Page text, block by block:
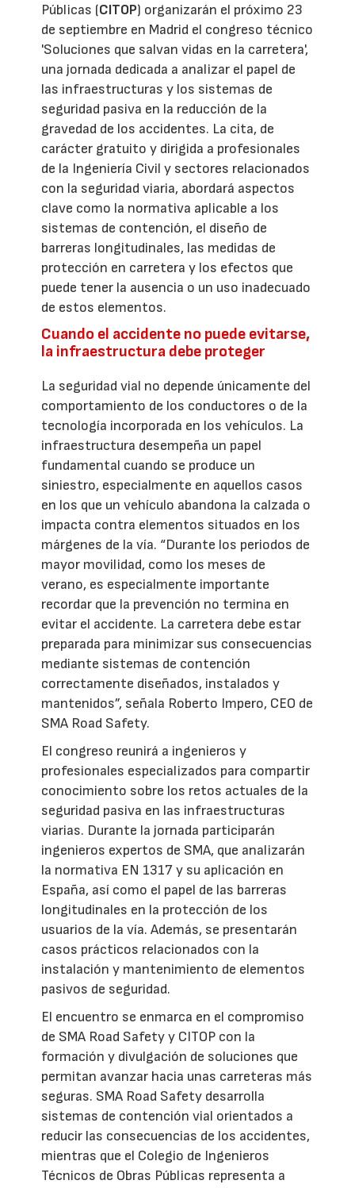
Públicas (CITOP) organizarán el próximo 23
de septiembre en Madrid el congreso técnico
'Soluciones que salvan vidas en la carretera',
una jornada dedicada a analizar el papel de
las infraestructuras y los sistemas de
seguridad pasiva en la reducción de la
gravedad de los accidentes. La cita, de
carácter gratuito y dirigida a profesionales
de la Ingeniería Civil y sectores relacionados
con la seguridad viaria, abordará aspectos
clave como la normativa aplicable a los
sistemas de contención, el diseño de
barreras longitudinales, las medidas de
protección en carretera y los efectos que
puede tener la ausencia o un uso inadecuado
de estos elementos.
Cuando el accidente no puede evitarse,
la infraestructura debe proteger
La seguridad vial no depende únicamente del
comportamiento de los conductores o de la
tecnología incorporada en los vehículos. La
infraestructura desempeña un papel
fundamental cuando se produce un
siniestro, especialmente en aquellos casos
en los que un vehículo abandona la calzada o
impacta contra elementos situados en los
márgenes de la vía. “Durante los periodos de
mayor movilidad, como los meses de
verano, es especialmente importante
recordar que la prevención no termina en
evitar el accidente. La carretera debe estar
preparada para minimizar sus consecuencias
mediante sistemas de contención
correctamente diseñados, instalados y
mantenidos”, señala Roberto Impero, CEO de
SMA Road Safety.
El congreso reunirá a ingenieros y
profesionales especializados para compartir
conocimiento sobre los retos actuales de la
seguridad pasiva en las infraestructuras
viarias. Durante la jornada participarán
ingenieros expertos de SMA, que analizarán
la normativa EN 1317 y su aplicación en
España, así como el papel de las barreras
longitudinales en la protección de los
usuarios de la vía. Además, se presentarán
casos prácticos relacionados con la
instalación y mantenimiento de elementos
pasivos de seguridad.
El encuentro se enmarca en el compromiso
de SMA Road Safety y CITOP con la
formación y divulgación de soluciones que
permitan avanzar hacia unas carreteras más
seguras. SMA Road Safety desarrolla
sistemas de contención vial orientados a
reducir las consecuencias de los accidentes,
mientras que el Colegio de Ingenieros
Técnicos de Obras Públicas representa a